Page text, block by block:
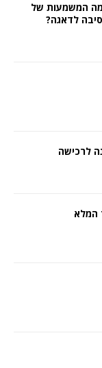
מה המשמעות של
סיבה לדאגה?
לרכישה
המלא